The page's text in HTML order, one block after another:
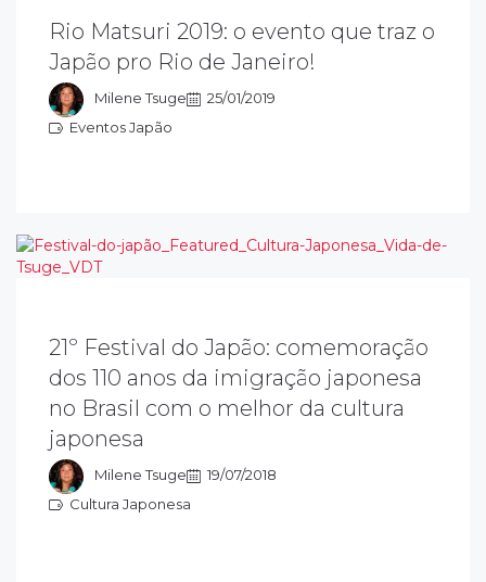
Rio Matsuri 2019: o evento que traz o
Japão pro Rio de Janeiro!
Milene Tsuge
25/01/2019
Eventos Japão
25 à 27/01, vai rolar a segunda edição do
Matsuri, no Riocentro, que foi o maior
no ano passado e toda a família
se divertir.
21º Festival do Japão: comemoração
dos 110 anos da imigração japonesa
no Brasil com o melhor da cultura
japonesa
Milene Tsuge
19/07/2018
Cultura Japonesa
objetivo do festival do japão é preservar e
a cultura japonesa e transmitir as
para as novas gerações. Este ano
os 110 anos da imigração